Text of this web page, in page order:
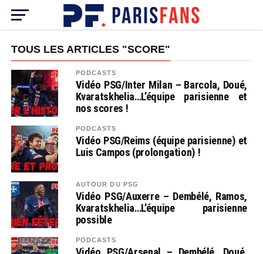
TOUS LES ARTICLES "SCORE"
PODCASTS
Vidéo PSG/Inter Milan – Barcola, Doué,
Kvaratskhelia…L’équipe parisienne et
nos scores !
PODCASTS
Vidéo PSG/Reims (équipe parisienne) et
Luis Campos (prolongation) !
AUTOUR DU PSG
Vidéo PSG/Auxerre – Dembélé, Ramos,
Kvaratskhelia…L’équipe parisienne
possible
PODCASTS